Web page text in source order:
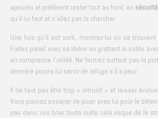
apeurés et préfèrent rester tout au fond, en sécurité
qu'il lui faut et n’allez pas le chercher.
Une fois qu'il est sorti, montrez-lui où se trouvent
Faites pareil avec sa litière en grattant le sable
en comprenne l’utilité. Ne fermez surtout pas la
dernière pourra lui servir de refuge s’il a peur.
Il ne faut pas être trop « intrusif » et laisser
Vous pouvez essayer de jouer avec lui pour le
pas dans vos bras toute suite cela risque de le